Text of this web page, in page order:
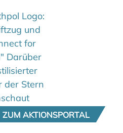
ZUM AKTIONSPORTAL